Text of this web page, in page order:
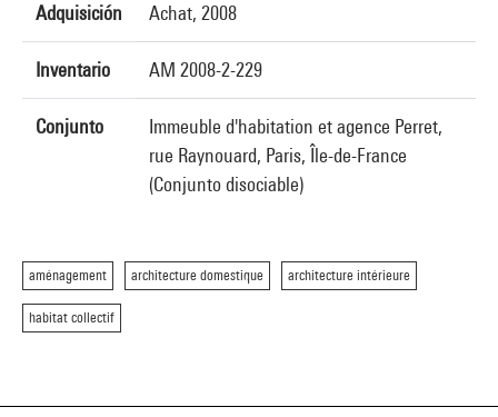
Adquisición Achat, 2008
Inventario AM 2008-2-229
Conjunto
Immeuble d'habitation et agence Perret,
rue Raynouard, Paris, Île-de-France
(Conjunto disociable)
aménagement architecture domestique architecture intérieure
habitat collectif